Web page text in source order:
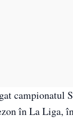
campionatul
în La Liga,